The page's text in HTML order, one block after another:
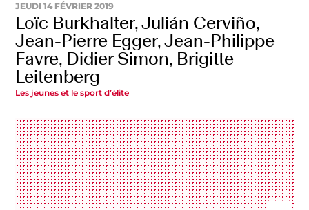
JEUDI 14 FÉVRIER 2019
Loïc Burkhalter, Julián Cerviño,
Jean-Pierre Egger, Jean-Philippe
Favre, Didier Simon, Brigitte
Leitenberg
Les jeunes et le sport d’élite